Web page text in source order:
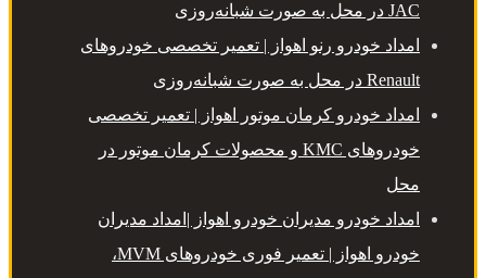
JAC در محل به صورت شبانه‌روزی
امداد خودرو رنو اهواز | تعمیر تخصصی خودروهای
Renault در محل به صورت شبانه‌روزی
امداد خودرو کرمان موتور اهواز | تعمیر تخصصی
خودروهای KMC و محصولات کرمان موتور در
محل
امداد خودرو مدیران خودرو اهواز |امداد مدیران
خودرو اهواز | تعمیر فوری خودروهای MVM،